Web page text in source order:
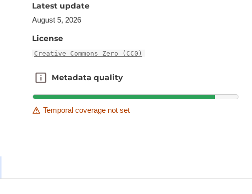
Latest update
August 5, 2026
License
Creative Commons Zero (CC0)
Metadata quality
Metadata quality
Temporal coverage not set